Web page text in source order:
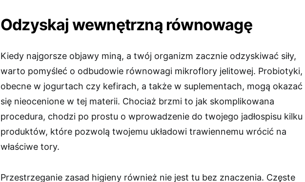
Odzyskaj wewnętrzną równowagę
Kiedy najgorsze objawy miną, a twój organizm zacznie odzyskiwać siły,
warto pomyśleć o odbudowie równowagi mikroflory jelitowej. Probiotyki,
obecne w jogurtach czy kefirach, a także w suplementach, mogą okazać
się nieocenione w tej materii. Chociaż brzmi to jak skomplikowana
procedura, chodzi po prostu o wprowadzenie do twojego jadłospisu kilku
produktów, które pozwolą twojemu układowi trawiennemu wrócić na
właściwe tory.
Przestrzeganie zasad higieny również nie jest tu bez znaczenia. Częste